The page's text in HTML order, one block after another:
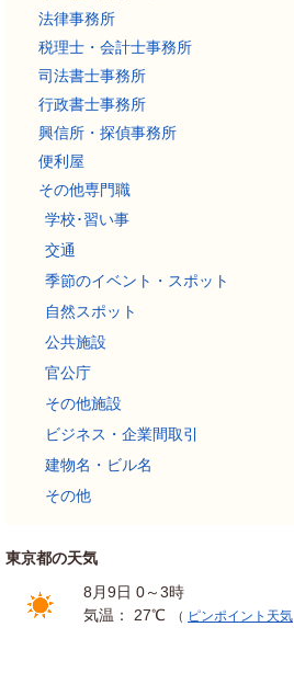
法律事務所
税理士・会計士事務所
司法書士事務所
行政書士事務所
興信所・探偵事務所
便利屋
その他専門職
学校･習い事
交通
季節のイベント・スポット
自然スポット
公共施設
官公庁
その他施設
ビジネス・企業間取引
建物名・ビル名
その他
東京都の天気
8月9日 0～3時
気温： 27℃
（ ピンポイント天気